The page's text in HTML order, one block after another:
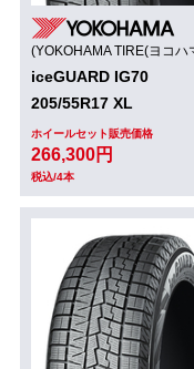
(YOKOHAMA TIRE(ヨコハ
iceGUARD IG70
205/55R17 XL
ホイールセット販売価格
266,300円
税込/4本